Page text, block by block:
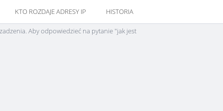
KTO ROZDAJE ADRESY IP HISTORIA
Aby odpowiedzieć na pytanie "jak jest